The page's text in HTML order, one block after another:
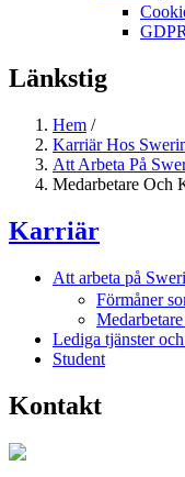
GDPR
Länkstig
Hem /
Karriär Hos
Att Arbeta På
Medarbetare Och
Karriär
Att arbeta på
Förmåner
Lediga tjänster
Student
Kontakt